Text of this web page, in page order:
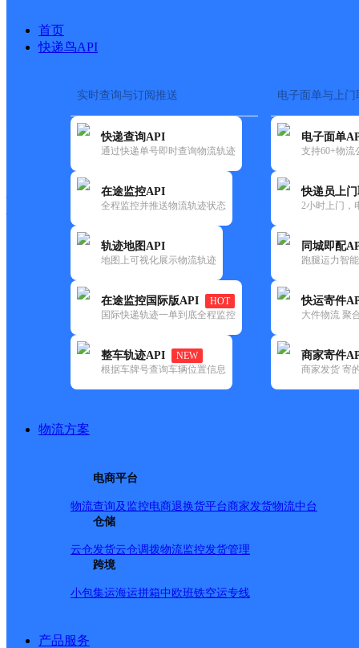
首页
快递鸟API
实时查询与订阅推送
快递查询API
通过快递单号即时查询物流轨迹
在途监控API
全程监控并推送物流轨迹状态
轨迹地图API
地图上可视化展示物流轨迹
在途监控国际版API
HOT
国际快递轨迹一单到底全程监控
整车轨迹API
NEW
根据车牌号查询车辆位置信息
电子面单与上门
电子面单
支持60+物流
快递员上
2小时上门，
同城即配
跑腿运力智
快运寄件
大件物流 聚
商家寄件
商家发货 寄
物流方案
电商平台
物流查询及监控电商退换货平台商家发货物流中台
仓储
云仓发货云仓调拨物流监控发货管理
跨境
小包集运海运拼箱中欧班铁空运专线
产品服务
快运大全 快递时效
韵达
黑龙江鹤岗市公司昌盛分部
更新时间：2022-07-14 00:00:00
所属快递：韵达速递
所属区域：黑龙江省-鹤岗市-工农区
网点地址：黑龙江省鹤岗市工农区解放街道18委昌盛小区
网点负责人：